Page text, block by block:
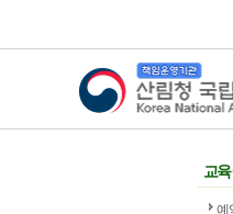
산림청 국립수목원
교육
예